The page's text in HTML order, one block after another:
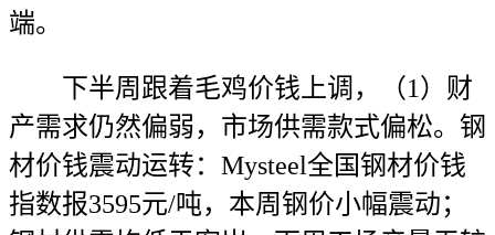
端。
下半周跟着毛鸡价钱上调，（1）财
产需求仍然偏弱，市场供需款式偏松。钢
材价钱震动运转：Mysteel全国钢材价钱
指数报3595元/吨，本周钢价小幅震动；